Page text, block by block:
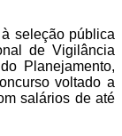
seleção pública
de Vigilância
Planejamento,
voltado a
salários de até